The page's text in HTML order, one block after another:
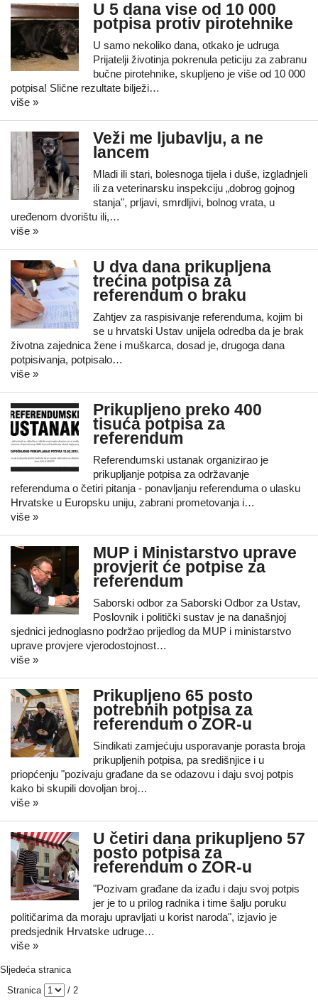
U 5 dana vise od 10 000
potpisa protiv pirotehnike
U samo nekoliko dana, otkako je udruga
Prijatelji životinja pokrenula peticiju za zabranu
bučne pirotehnike, skupljeno je više od 10 000
potpisa! Slične rezultate bilježi…
više »
Veži me ljubavlju, a ne
lancem
Mladi ili stari, bolesnoga tijela i duše, izgladnjeli
ili za veterinarsku inspekciju „dobrog gojnog
stanja", prljavi, smrdljivi, bolnog vrata, u
uređenom dvorištu ili,…
više »
U dva dana prikupljena
trećina potpisa za
referendum o braku
Zahtjev za raspisivanje referenduma, kojim bi
se u hrvatski Ustav unijela odredba da je brak
životna zajednica žene i muškarca, dosad je, drugoga dana
potpisivanja, potpisalo…
više »
Prikupljeno preko 400
tisuća potpisa za
referendum
Referendumski ustanak organizirao je
prikupljanje potpisa za održavanje
referenduma o četiri pitanja - ponavljanju referenduma o ulasku
Hrvatske u Europsku uniju, zabrani prometovanja i…
više »
MUP i Ministarstvo uprave
provjerit će potpise za
referendum
Saborski odbor za Saborski Odbor za Ustav,
Poslovnik i politički sustav je na današnjoj
sjednici jednoglasno podržao prijedlog da MUP i ministarstvo
uprave provjere vjerodostojnost…
više »
Prikupljeno 65 posto
potrebnih potpisa za
referendum o ZOR-u
Sindikati zamjećuju usporavanje porasta broja
prikupljenih potpisa, pa središnjice i u
priopćenju "pozivaju građane da se odazovu i daju svoj potpis
kako bi skupili dovoljan broj…
više »
U četiri dana prikupljeno 57
posto potpisa za
referendum o ZOR-u
"Pozivam građane da izađu i daju svoj potpis
jer je to u prilog radnika i time šalju poruku
političarima da moraju upravljati u korist naroda", izjavio je
predsjednik Hrvatske udruge…
više »
Sljedeća stranica
Stranica
/ 2